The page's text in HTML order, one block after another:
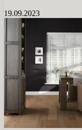
19.09.2023